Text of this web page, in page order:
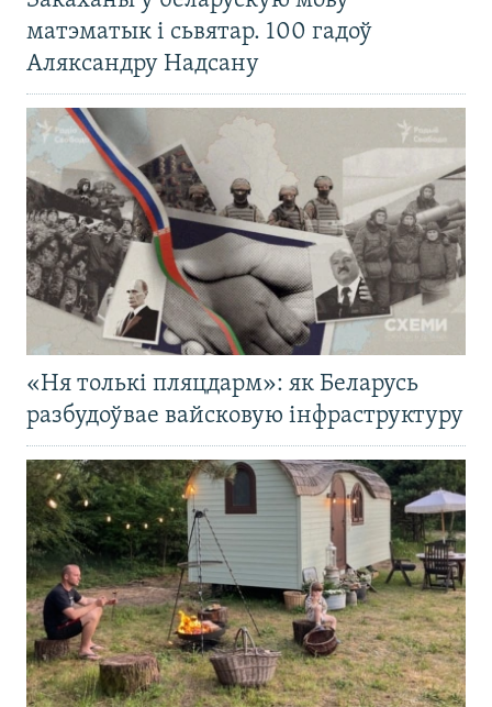
матэматык і сьвятар. 100 гадоў
Аляксандру Надсану
«Ня толькі пляцдарм»: як Беларусь
разбудоўвае вайсковую інфраструктуру